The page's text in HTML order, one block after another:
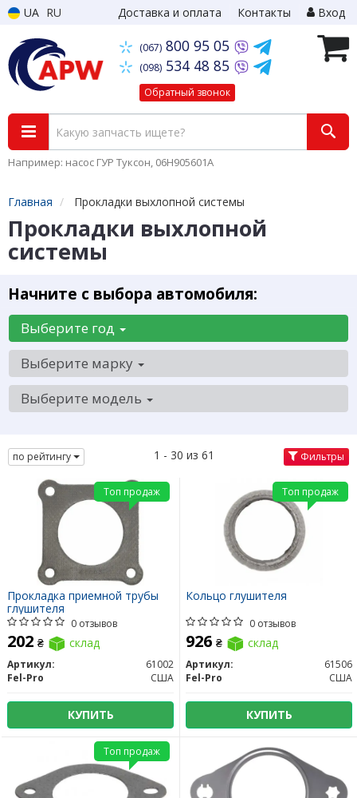
UA RU Доставка и оплата Контакты Вход
(067) 800 95 05
(098) 534 48 85
Обратный звонок
Например: насос ГУР Туксон, 06H905601A
Главная Прокладки выхлопной системы
Прокладки выхлопной
системы
Начните с выбора автомобиля:
Выберите год
Выберите марку
Выберите модель
по рейтингу 1 - 30 из 61 Фильтры
Прокладка приемной трубы
глушителя
0 отзывов
202 ₴ склад
Артикул:
61002
Fel-Pro
США
КУПИТЬ
Топ продаж
Кольцо глушителя
0 отзывов
926 ₴ склад
Артикул:
61506
Fel-Pro
США
КУПИТЬ
Топ продаж
Топ продаж